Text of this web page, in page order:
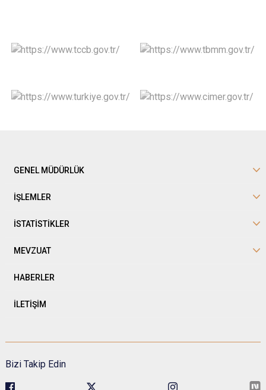
GENEL MÜDÜRLÜK
İŞLEMLER
İSTATİSTİKLER
MEVZUAT
HABERLER
İLETİŞİM
Bizi Takip Edin